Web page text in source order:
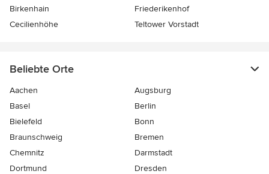
Birkenhain
Friederikenhof
Cecilienhöhe
Teltower Vorstadt
Beliebte Orte
Aachen
Augsburg
Basel
Berlin
Bielefeld
Bonn
Braunschweig
Bremen
Chemnitz
Darmstadt
Dortmund
Dresden